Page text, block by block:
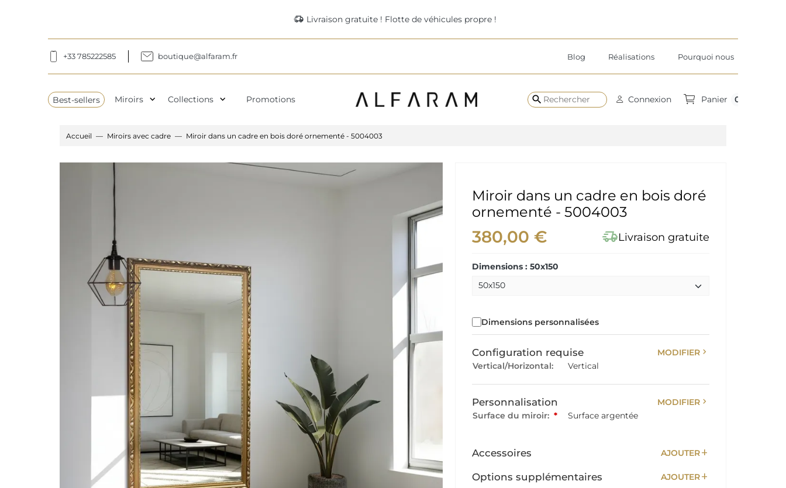
delivery_truck_speed Livraison gratuite ! Flotte de véhicules propre !
+33 785222585 boutique@alfaram.fr Blog Réalisations Pourquoi nous
Best-sellers Miroirs expand_more Collections expand_more Promotions search Connexion Panier 0
Accueil Miroirs avec cadre Miroir dans un cadre en bois doré ornementé - 5004003
Miroir dans un cadre en bois doré
ornementé - 5004003
380,00 € delivery_truck_speedLivraison gratuite
Dimensions : 50x150
Dimensions personnalisées
Configuration requise MODIFIER chevron_right
Vertical/Horizontal: Vertical
Personnalisation MODIFIER chevron_right
Surface du miroir: * Surface argentée
Accessoires AJOUTERadd
Options supplémentaires AJOUTERadd